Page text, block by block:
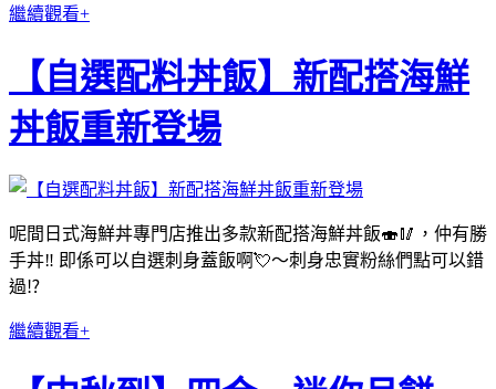
繼續觀看+
【自選配料丼飯】新配搭海鮮
丼飯重新登場
呢間日式海鮮丼專門店推出多款新配搭海鮮丼飯🍣🥢，仲有勝
手丼‼️ 即係可以自選刺身蓋飯啊💘～刺身忠實粉絲們點可以錯
過⁉️
繼續觀看+